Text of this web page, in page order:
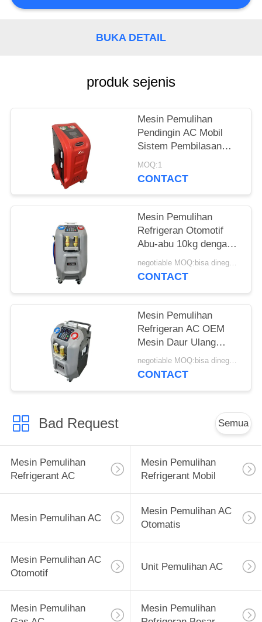
BUKA DETAIL
produk sejenis
Mesin Pemulihan
Pendingin AC Mobil
Sistem Pembilasan
Pendingin Udara
MOQ:1
CONTACT
Mesin Pemulihan
Refrigeran Otomotif
Abu-abu 10kg dengan
Layar Warna LCD 5 "
negotiable MOQ:bisa dinegosiasikan
CONTACT
Mesin Pemulihan
Refrigeran AC OEM
Mesin Daur Ulang
Refrigeran Otomatis
negotiable MOQ:bisa dinegosiasikan
CONTACT
Bad Request Semua
Mesin Pemulihan
Refrigerant AC
Mesin Pemulihan
Refrigerant Mobil
Mesin Pemulihan AC
Mesin Pemulihan AC
Otomatis
Mesin Pemulihan AC
Otomotif
Unit Pemulihan AC
Mesin Pemulihan
Mesin Pemulihan